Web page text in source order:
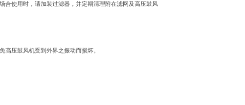
合使用时，请加装过滤器，并定期清理附在滤网及高压鼓风
高压鼓风机受到外界之振动而损坏。